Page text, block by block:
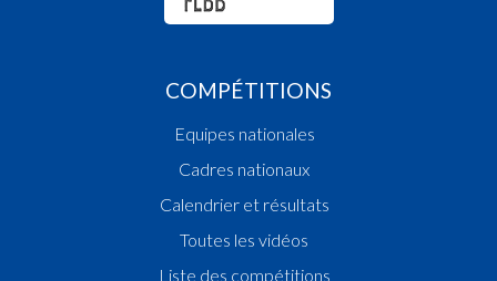
COMPÉTITIONS
Equipes nationales
Cadres nationaux
Calendrier et résultats
Toutes les vidéos
Liste des compétitions